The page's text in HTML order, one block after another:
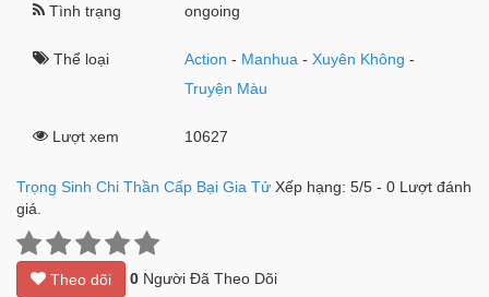
Tình trạng ongoing
Thể loại Action - Manhua -Xuyên Không -
Truyện Màu
Lượt xem 10627
Trọng Sinh Chi Thần Cấp Bại Gia Tử Xếp hạng: 5/5 - 0 Lượt đánh
giá.
Theo dõi 0 Người Đã Theo Dõi